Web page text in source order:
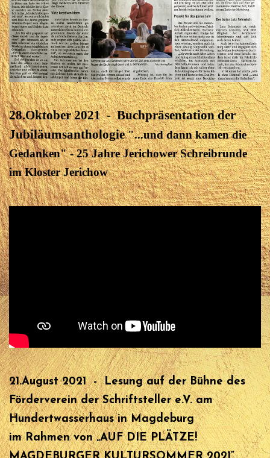
28.Oktober 2021 - Buchpräsentation der
Jubiläumsanthologie"...und dann kamen die
Gedanken" - 25 Jahre Jerichower Schreibrunde
im Kloster Jerichow
21.August 2021 - Lesung auf der Bühne des
Förderverein der Schriftsteller e.V.am
Hundertwasserhaus in Magdeburg
im Rahmen von „AUF DIE PLÄTZE!